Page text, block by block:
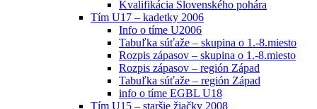
Kvalifikácia Slovenského pohára
Tím U17 – kadetky 2006
Info o tíme U2006
Tabuľka súťaže – skupina o 1.-8.miesto
Rozpis zápasov – skupina o 1.-8.miesto
Rozpis zápasov – región Západ
Tabuľka súťaže – región Západ
info o tíme EGBL U18
Tím U15 – staršie žiačky 2008